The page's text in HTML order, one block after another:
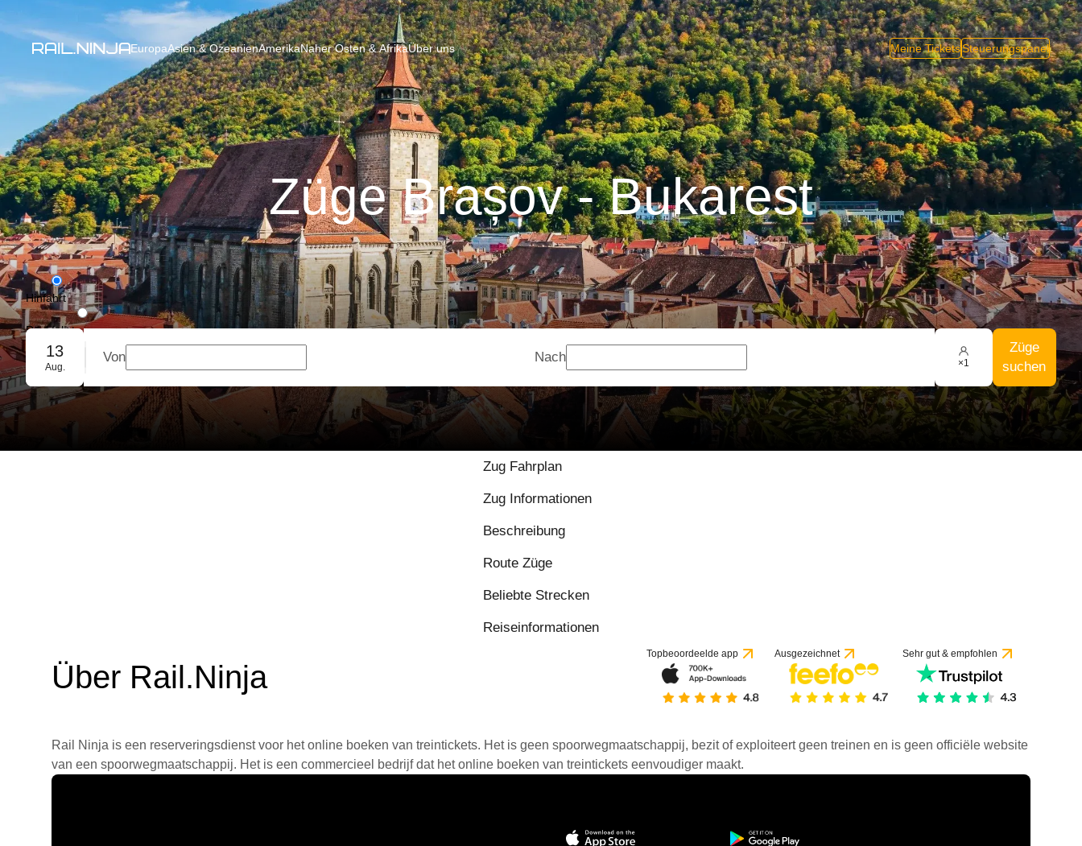
EuropaAsien & OzeanienAmerikaNaher Osten & AfrikaÜber uns Meine TicketsSteuerungspanel
Züge Brașov - Bukarest
Hinfahrt
Rückfahrt
Gruppenbuchung
13
Aug.
Von Nach ×1
Züge
suchen
Zug Fahrplan
Zug Informationen
Beschreibung
Route Züge
Beliebte Strecken
Reiseinformationen
Über Rail.Ninja
Topbeoordeelde app Ausgezeichnet Sehr gut & empfohlen
Rail Ninja is een reserveringsdienst voor het online boeken van treintickets. Het is geen spoorwegmaatschappij, bezit of exploiteert geen treinen en is geen officiële website
van een spoorwegmaatschappij. Het is een commercieel bedrijf dat het online boeken van treintickets eenvoudiger maakt.
8.9 / 10 basierend auf 20 Bewertungen